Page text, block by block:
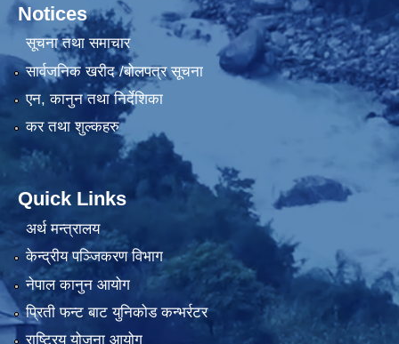
Notices
सूचना तथा समाचार
सार्वजनिक खरीद /बोलपत्र सूचना
एन, कानुन तथा निर्देशिका
कर तथा शुल्कहरु
Quick Links
अर्थ मन्त्रालय
केन्द्रीय पञ्जिकरण विभाग
नेपाल कानुन आयोग
प्रिती फन्ट बाट युनिकोड कन्भर्रटर
राष्ट्रिय योजना आयोग